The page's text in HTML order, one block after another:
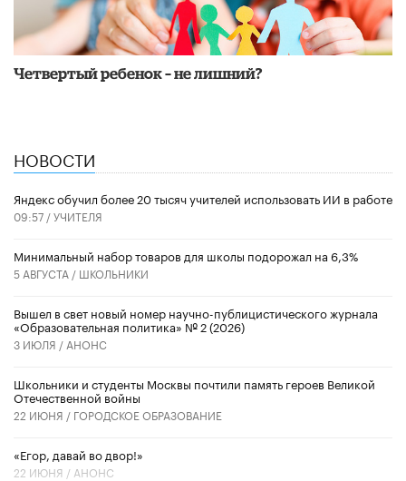
Четвертый ребенок – не лишний?
НОВОСТИ
​Яндекс обучил более 20 тысяч учителей использовать ИИ в работе
09:57 /УЧИТЕЛЯ
Минимальный набор товаров для школы подорожал на 6,3%
5 АВГУСТА / ШКОЛЬНИКИ
Вышел в свет новый номер научно-публицистического журнала
«Образовательная политика» № 2 (2026)
3 ИЮЛЯ / АНОНС
Школьники и студенты Москвы почтили память героев Великой
Отечественной войны
22 ИЮНЯ / ГОРОДСКОЕ ОБРАЗОВАНИЕ
«Егор, давай во двор!»
22 ИЮНЯ / АНОНС